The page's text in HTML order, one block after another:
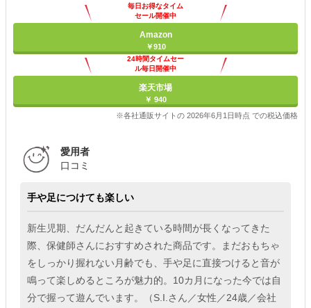
毎日お得なタイム
セール開催中
Amazon
￥910
24時間タイムセー
ル毎日開催中
楽天市場
￥ 940
※各社通販サイトの 2026年6月1日時点 での税込価格
愛用者
口コミ
手や足につけても楽しい
新生児期、だんだんと起きている時間が長くなってきた
際、保健師さんにおすすめされた商品です。まだおもちゃ
をしっかり握れない月齢でも、手や足に直接つけると音が
鳴って楽しめるところが魅力的。10カ月になった今では自
分で握って遊んでいます。（S.I.さん／女性／24歳／会社